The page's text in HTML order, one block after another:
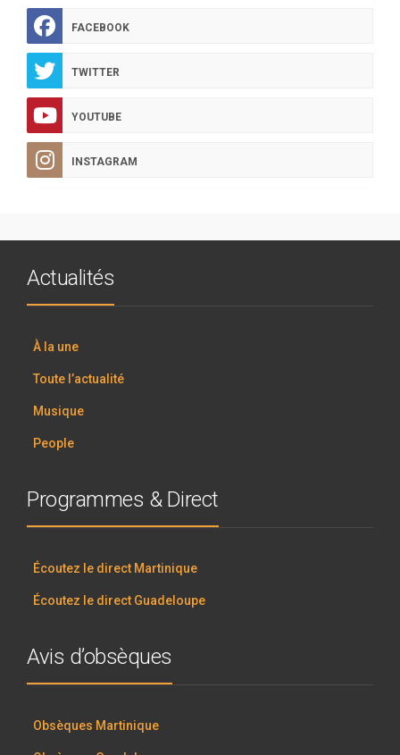
FACEBOOK
TWITTER
YOUTUBE
INSTAGRAM
Actualités
À la une
Toute l’actualité
Musique
People
Programmes & Direct
Écoutez le direct Martinique
Écoutez le direct Guadeloupe
Avis d’obsèques
Obsèques Martinique